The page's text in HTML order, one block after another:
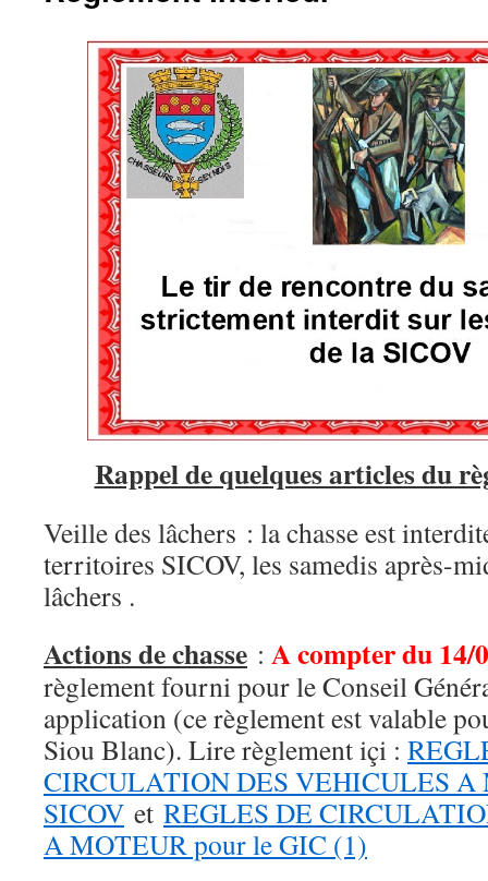
Rappel de quelques articles du
Veille des lâchers : la chasse est
territoires SICOV, les samedis après-
lâchers .
Actions de chasse : A compter du 14/
règlement fourni pour le Conseil
application (ce règlement est valable
Siou Blanc). Lire règlement içi :
CIRCULATION DES VEHICULES A
SICOV et REGLES DE
A MOTEUR pour le GIC (1)